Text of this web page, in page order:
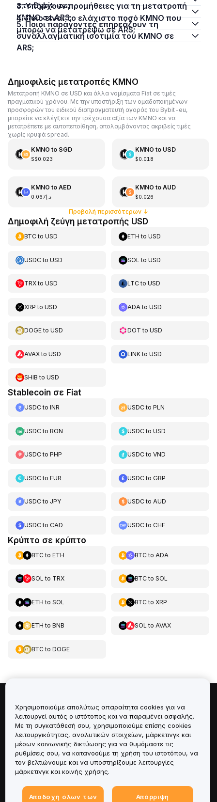
στο Bybit-eu;
3. Υπάρχουν προμήθειες για τη μετατροπή
KMNO σε ARS;
4. Ποιο είναι το ελάχιστο ποσό KMNO που
μπορώ να μετατρέψω σε ARS;
5. Ποιοι παράγοντες επηρεάζουν τη
συναλλαγματική ισοτιμία του KMNO σε
ARS;
Δημοφιλείς μετατροπές KMNO
Μετατροπή KMNO σε USD και άλλα νομίσματα Fiat σε τιμές
πραγματικού χρόνου. Με την υποστήριξη των ομαδοποιημένων
προσφορών του ειδικού διαπραγματευτή αγοράς του Bybit-eu,
μπορείτε να ελέγξετε την τρέχουσα αξία των KMNO και να
μετατρέπετε με αυτοπεποίθηση, απολαμβάνοντας ακριβείς τιμές
χωρίς κρυφά spread.
KMNO to SGD
S$0.023
KMNO to USD
$0.018
KMNO to AED
د.إ0.067
KMNO to AUD
$0.026
Προβολή περισσότερων↓
Δημοφιλή ζεύγη μετατροπής USD
BTCto USD ETH toUSD
USDCto USD SOL toUSD
TRXto USD LTCtoUSD
XRP to USD ADA toUSD
DOGEto USD DOT toUSD
AVAXto USD LINKtoUSD
SHIB to USD
Stablecoin σε Fiat
USDCto INR USDCtoPLN
USDCto RON USDCtoUSD
USDCto PHP USDCtoVND
USDCto EUR USDCtoGBP
USDCto JPY USDCtoAUD
USDCto CAD USDCtoCHF
Κρύπτο σε κρύπτο
BTCto ETH BTCto ADA
SOL to TRX BTCto SOL
ETH to SOL BTCto XRP
ETH to BNB SOL to AVAX
BTCto DOGE
Πληροφορίες για
Υπηρεσίες
Υποστήριξη
Προϊόντα
Νομικά
Χρησιμοποιούμε απολύτως απαραίτητα cookies για να
λειτουργεί αυτός ο ιστότοπος και να παραμένει ασφαλής.
Με τη συγκατάθεσή σου, χρησιμοποιούμε επίσης cookies
λειτουργικότητας, αναλυτικών στοιχείων, μάρκετινγκ και
μέσων κοινωνικής δικτύωσης για να θυμόμαστε τις
ρυθμίσεις σου, να κατανοούμε τη χρήση του ιστοτόπου, να
τον βελτιώνουμε και να υποστηρίζουμε λειτουργίες
μάρκετινγκ και κοινής χρήσης.
Αποδοχή όλων των
Απόρριψη